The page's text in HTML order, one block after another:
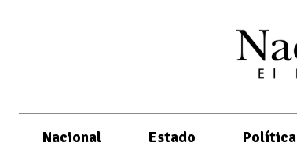
Nacional Estado Política